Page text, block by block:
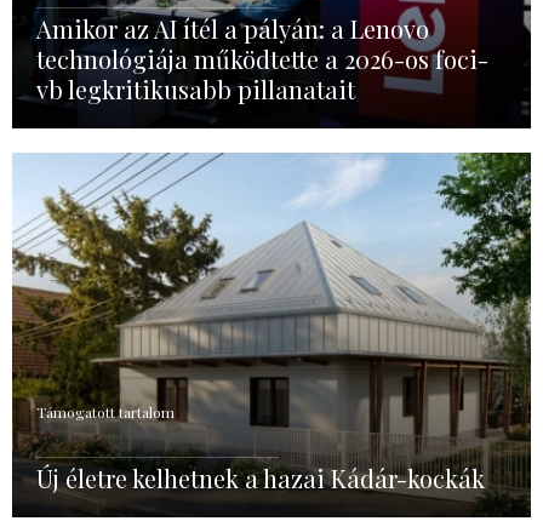
Amikor az AI ítél a pályán: a Lenovo
technológiája működtette a 2026-os foci-
vb legkritikusabb pillanatait
Támogatott tartalom
Új életre kelhetnek a hazai Kádár-kockák